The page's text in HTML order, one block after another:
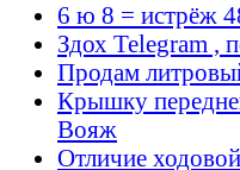
6 ю 8 = истрёж
Здох Telegram ,
Продам
Крышку
Вояж
Отличие